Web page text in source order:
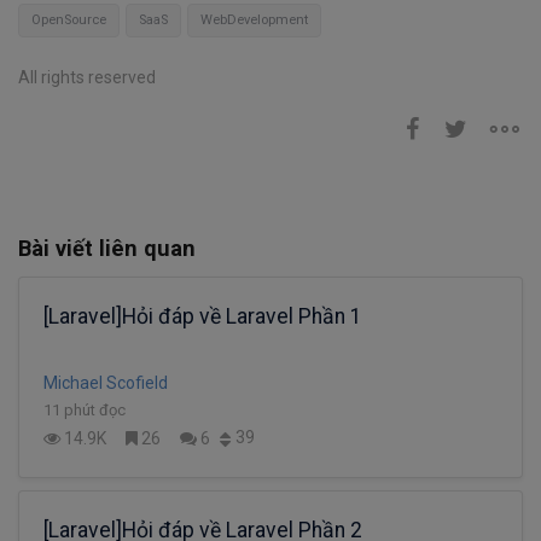
OpenSource SaaS WebDevelopment
All rights reserved
Bài viết liên quan
[Laravel]Hỏi đáp về Laravel Phần 1
Michael Scofield
11 phút đọc
14.9K 26 6 39
[Laravel]Hỏi đáp về Laravel Phần 2